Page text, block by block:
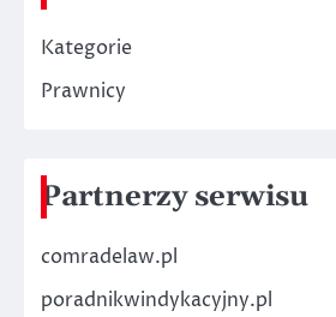
Kategorie
Prawnicy
Partnerzy serwisu
comradelaw.pl
poradnikwindykacyjny.pl